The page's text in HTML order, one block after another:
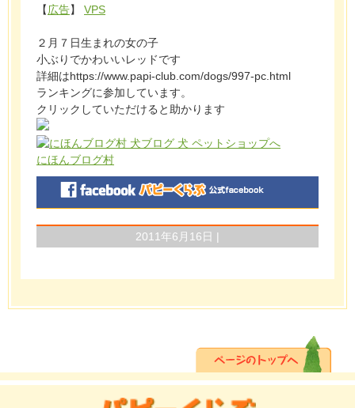
【広告】 VPS
２月７日生まれの女の子
小ぶりでかわいいレッドです
詳細はhttps://www.papi-club.com/dogs/997-pc.html
ランキングに参加しています。
クリックしていただけると助かります
にほんブログ村
2011年6月16日 |